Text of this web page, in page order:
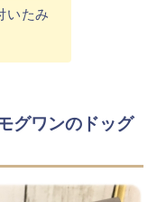
いたみ
グワンのドッグ